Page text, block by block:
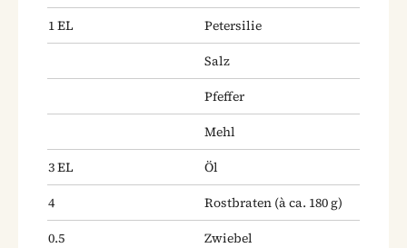
1EL
Petersilie
Salz
Pfeffer
Mehl
3EL
Öl
4
Rostbraten (à ca. 180 g)
0.5
Zwiebel